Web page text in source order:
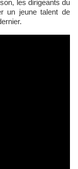
les dirigeants du
un jeune talent de